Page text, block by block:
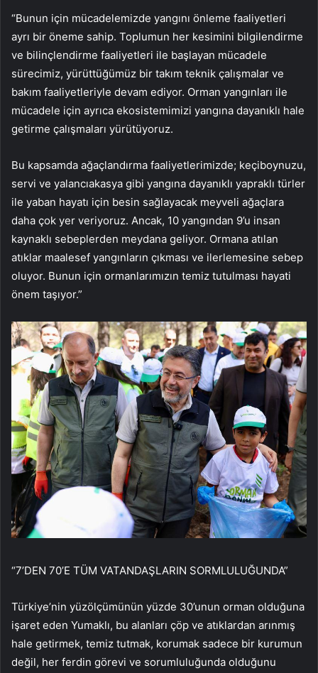
“Bunun için mücadelemizde yangını önleme faaliyetleri
ayrı bir öneme sahip. Toplumun her kesimini bilgilendirme
ve bilinçlendirme faaliyetleri ile başlayan mücadele
sürecimiz, yürüttüğümüz bir takım teknik çalışmalar ve
bakım faaliyetleriyle devam ediyor. Orman yangınları ile
mücadele için ayrıca ekosistemimizi yangına dayanıklı hale
getirme çalışmaları yürütüyoruz.
Bu kapsamda ağaçlandırma faaliyetlerimizde; keçiboynuzu,
servi ve yalancıakasya gibi yangına dayanıklı yapraklı türler
ile yaban hayatı için besin sağlayacak meyveli ağaçlara
daha çok yer veriyoruz. Ancak, 10 yangından 9’u insan
kaynaklı sebeplerden meydana geliyor. Ormana atılan
atıklar maalesef yangınların çıkması ve ilerlemesine sebep
oluyor. Bunun için ormanlarımızın temiz tutulması hayati
önem taşıyor.”
“7’DEN 70’E TÜM VATANDAŞLARIN SORMLULUĞUNDA”
Türkiye’nin yüzölçümünün yüzde 30’unun orman olduğuna
işaret eden Yumaklı, bu alanları çöp ve atıklardan arınmış
hale getirmek, temiz tutmak, korumak sadece bir kurumun
değil, her ferdin görevi ve sorumluluğunda olduğunu